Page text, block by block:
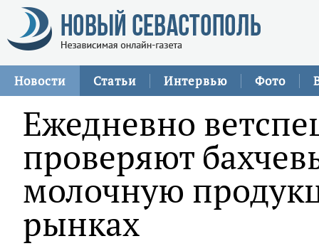
Новости Статьи Интервью Фото
Ежедневно
проверяют
молочную
рынках